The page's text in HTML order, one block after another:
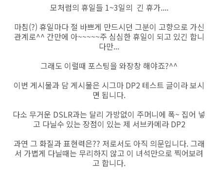
모처럼의 휴일들 1~3일의 긴 휴가....
마침(?) 휴일마다 절 바쁘게 만드시던 그분이 고향으로 가신
관계로^^ 간만에 아~~~~~주 심심한 휴일이 되고 있긴 합니
다만...
그래도 이럴때 포스팅을 와장창 해야죠?^^
이번 게시물과 담 게시물은 시그마 DP2 테스트 글이라 보시
면 됩니다.
다소 무거운 DSLR과는 달리 가방없이 주머니에 폭~ 집어 넣
고 다닐수 있는 장점이 있는 제 서브카메라 DP2
과연 그 화질과 표현력은?? 저로서도 아직 의문입니다. 그래
서 가볍게 다닐때는 무리하지 않고 이 녀석만으로 찍어보려
고 합니다.